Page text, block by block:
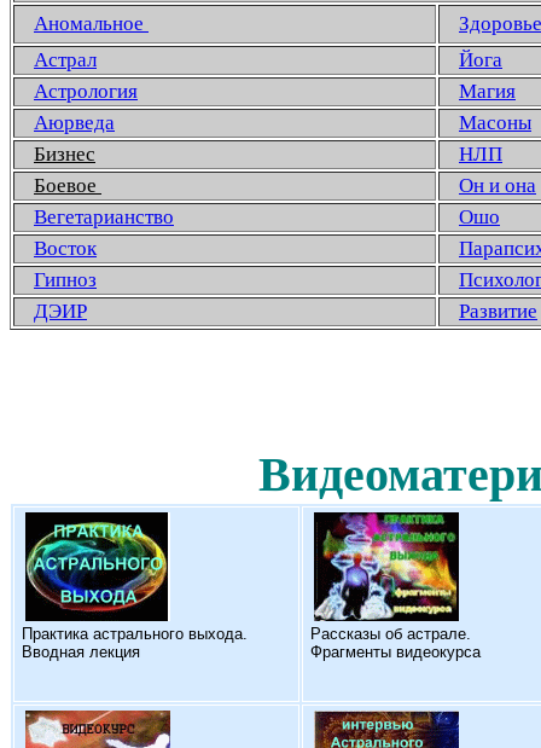
Аномальное
Здоровье
Астрал
Йога
Астрология
Магия
Аюрведа
Масоны
Бизнес
НЛП
Боевое
Он и она
Вегетарианство
Ошо
Восток
Гипноз
ДЭИР
Развитие
Практика астрального выхода.
Вводная лекция
Рассказы об астрале.
Фрагменты видеокурса